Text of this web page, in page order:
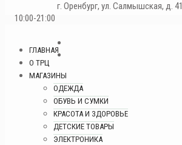
г. Оренбург, ул. Салмышская, д. 41
10:00-21:00
ГЛАВНАЯ
О ТРЦ
МАГАЗИНЫ
ОДЕЖДА
ОБУВЬ И СУМКИ
КРАСОТА И ЗДОРОВЬЕ
ДЕТСКИЕ ТОВАРЫ
ЭЛЕКТРОНИКА